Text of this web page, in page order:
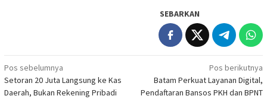
SEBARKAN
Navigasi
pos
Pos sebelumnya
Setoran 20 Juta Langsung ke Kas
Daerah, Bukan Rekening Pribadi
Pos berikutnya
Batam Perkuat Layanan Digital,
Pendaftaran Bansos PKH dan BPNT